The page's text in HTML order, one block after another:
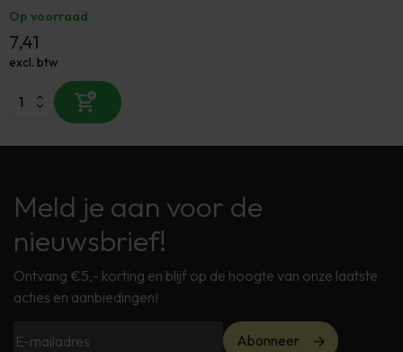
Op voorraad
7,41
excl. btw
Meld je aan voor de
nieuwsbrief!
Ontvang €5,- korting en blijf op de hoogte van onze laatste
acties en aanbiedingen!
Abonneer